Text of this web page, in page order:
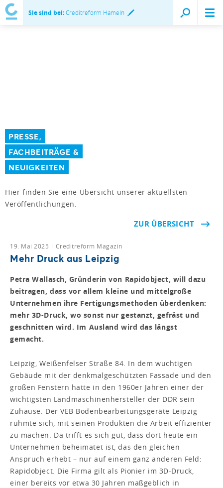
Sie sind bei:Creditreform Hameln
PRESSE,
FACHBEITRÄGE &
NEUIGKEITEN
Hier finden Sie eine Übersicht unserer aktuellsten
Veröffentlichungen.
ZUR ÜBERSICHT
19. Mai 2025 Creditreform Magazin
Mehr Druck aus Leipzig
Petra Wallasch, Gründerin von Rapidobject, will dazu
beitragen, dass vor allem kleine und mittelgroße
Unternehmen ihre Fertigungsmethoden überdenken:
mehr 3D-Druck, wo sonst nur gestanzt, gefräst und
geschnitten wird. Im Ausland wird das längst
gemacht.
Leipzig, Weißenfelser Straße 84. In dem wuchtigen
Gebäude mit der denkmalgeschützten Fassade und den
großen Fenstern hatte in den 1960er Jahren einer der
wichtigsten Landmaschinenhersteller der DDR sein
Zuhause. Der VEB Bodenbearbeitungsgeräte Leipzig
rühmte sich, mit seinen Produkten die Arbeit effizienter
zu machen. Da trifft es sich gut, dass dort heute ein
Unternehmen beheimatet ist, das den gleichen
Anspruch erhebt – nur auf einem ganz anderen Feld:
Rapidobject. Die Firma gilt als Pionier im 3D-Druck,
einer bereits vor etwa 30 Jahren maßgeblich in